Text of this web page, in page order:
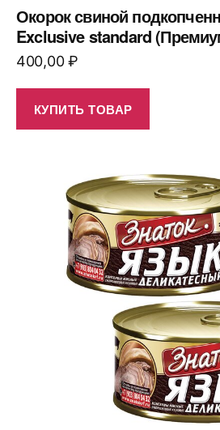
Окорок свиной
Exclusive standard
400,00₽
КУПИТЬ ТОВАР